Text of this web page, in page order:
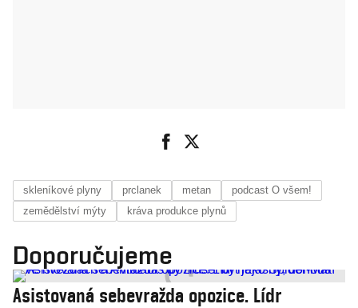
skleníkové plyny prclanek metan
podcast O všem!
zemědělství mýty
kráva produkce plynů
Doporučujeme
Asistovaná sebevražda opozice. Lídr